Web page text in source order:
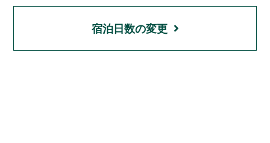
宿泊日数の変更